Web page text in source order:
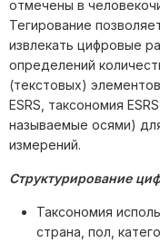
отмечены в
Тегирование
извлекать цифровые
определений
(текстовых)
ESRS, таксономия
называемые осями)
измерений.
Структурирование
Таксономия
страна, пол,